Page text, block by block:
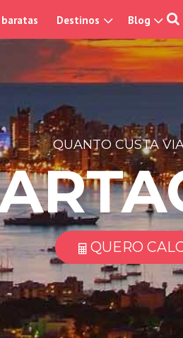
baratas Destinos Blog
QUANTO CUSTA
QUERO